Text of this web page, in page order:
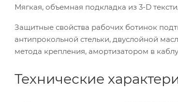
Мягкая, объемная подкладка из 3-D
Защитные свойства рабочих ботинок
антипрокольной стельки, двуслойной
метода крепления, амортизатором в
Технические